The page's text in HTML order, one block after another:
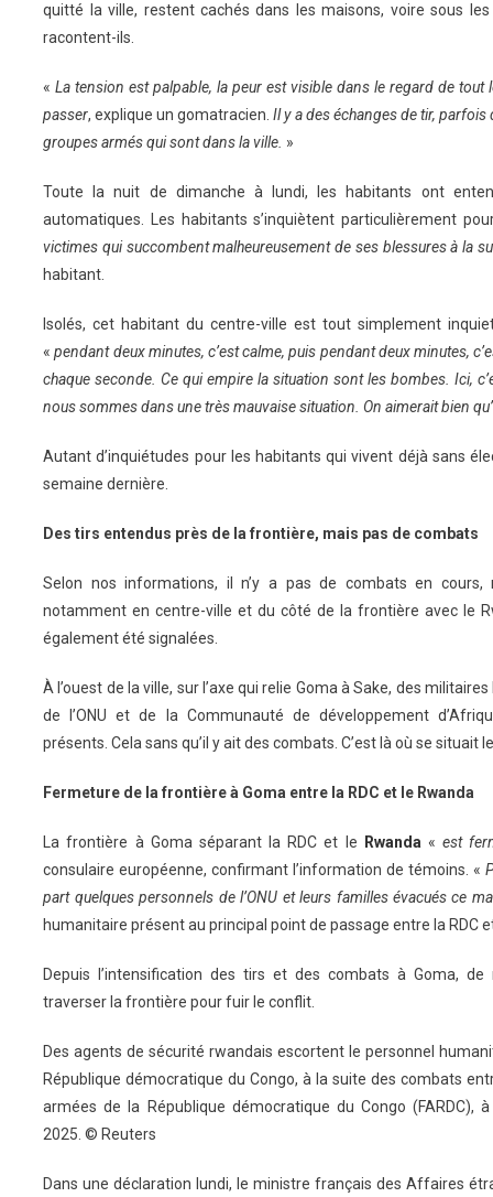
quitté la ville, restent cachés dans les maisons, voire sous
racontent-ils.
«La tension est palpable, la peur est visible dans le regard de
passer, explique un gomatracien. Il y a des échanges de tir, parfois
groupes armés qui sont dans la ville. »
Toute la nuit de dimanche à lundi, les habitants ont
automatiques. Les habitants s’inquiètent particulièrement
victimes qui succombent malheureusement de ses blessures à la
habitant.
Isolés, cet habitant du centre-ville est tout simplement
«pendant deux minutes, c’est calme, puis pendant deux minutes,
chaque seconde. Ce qui empire la situation sont les bombes. Ici,
nous sommes dans une très mauvaise situation. On aimerait bien
Autant d’inquiétudes pour les habitants qui vivent déjà sans
semaine dernière.
Des tirs entendus près de la frontière, mais pas de combats
Selon nos informations, il n’y a pas de combats en
notamment en centre-ville et du côté de la frontière avec le
également été signalées.
À l’ouest de la ville, sur l’axe qui relie Goma à Sake, des
de l’ONU et de la Communauté de développement
présents. Cela sans qu’il y ait des combats. C’est là où se situait
Fermeture de la frontière à Goma entre la RDC et le Rwanda
La frontière à Goma séparant la RDC et le Rwanda «est
consulaire européenne, confirmant l’information de témoins. «
part quelques personnels de l’ONU et leurs familles évacués ce
humanitaire présent au principal point de passage entre la RDC
Depuis l’intensification des tirs et des combats à Goma,
traverser la frontière pour fuir le conflit.
Des agents de sécurité rwandais escortent le personnel
République démocratique du Congo, à la suite des combats
armées de la République démocratique du Congo (FARDC),
2025. © Reuters
Dans une déclaration lundi, le ministre français des Affaires